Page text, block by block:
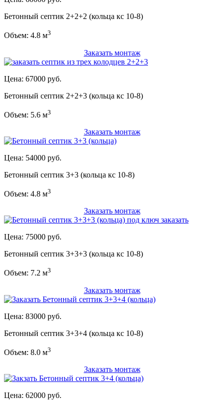
Бетонный септик 2+2+2 (кольца кс 10-8)
Объем: 4.8 м3
Заказать монтаж
Цена: 67000 руб.
Бетонный септик 2+2+3 (кольца кс 10-8)
Объем: 5.6 м3
Заказать монтаж
Цена: 54000 руб.
Бетонный септик 3+3 (кольца кс 10-8)
Объем: 4.8 м3
Заказать монтаж
Цена: 75000 руб.
Бетонный септик 3+3+3 (кольца кс 10-8)
Объем: 7.2 м3
Заказать монтаж
Цена: 83000 руб.
Бетонный септик 3+3+4 (кольца кс 10-8)
Объем: 8.0 м3
Заказать монтаж
Цена: 62000 руб.